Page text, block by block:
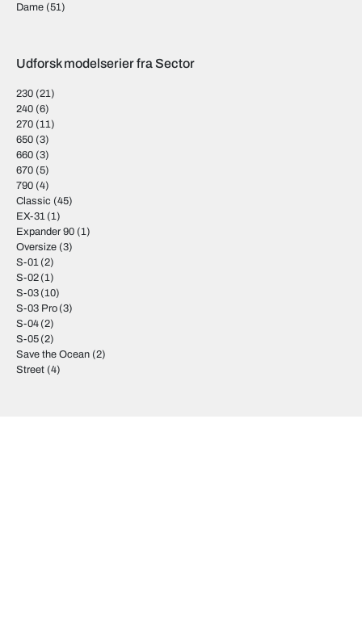
Dame (51)
Udforsk modelserier fra Sector
230 (21)
240 (6)
270 (11)
650 (3)
660 (3)
670 (5)
790 (4)
Classic (45)
EX-31(1)
Expander 90 (1)
Oversize (3)
S-01(2)
S-02(1)
S-03(10)
S-03 Pro(3)
S-04(2)
S-05(2)
Save the Ocean (2)
Street (4)